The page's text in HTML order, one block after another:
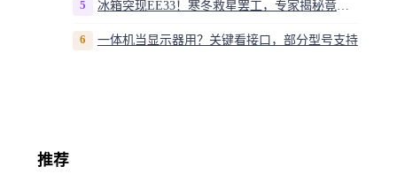
5 冰箱突现EE33！寒冬救星罢工，专家揭秘竟是无解故障？
6 一体机当显示器用？关键看接口，部分型号支持
推荐